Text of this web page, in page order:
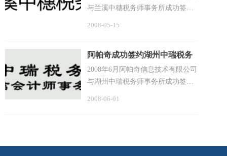
与兰溪中穗税务师事务所成功签
有限责任公司于2000年3月份成立，
是经国家税务总局批准创
2008-05-15
阿帕奇成功签约湖州中瑞税务
师事务所
2008年6月阿帕奇信息技术有限公司
与湖州中瑞税务师事务所成功签
2008-06-01